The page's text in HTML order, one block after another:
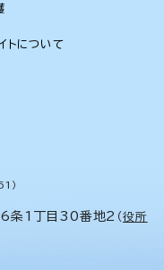
トについて
）
条1丁目30番地2 （役所